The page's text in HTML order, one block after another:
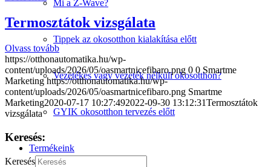
Mi a Z-Wave?
Tippek az okosotthon kialakítása előtt
Vezetékes vagy vezeték nélküli okosotthon?
GYIK okosotthon tervezés előtt
Termékeink
Termosztátok vizsgálata
Olvass tovább
https://otthonautomatika.hu/wp-
content/uploads/2026/05/oasmartnicefibaro.png 0 0 Smartme
Marketing https://otthonautomatika.hu/wp-
content/uploads/2026/05/oasmartnicefibaro.png Smartme
Marketing2020-07-17 10:27:492022-09-30 13:12:31Termosztátok
vizsgálata
Keresés:
Keresés